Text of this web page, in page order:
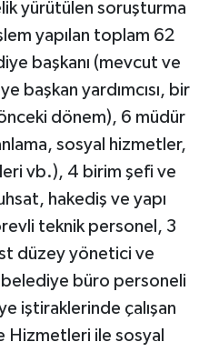
yürütülen soruşturma
yapılan toplam 62
başkanı (mevcut ve
başkan yardımcısı, bir
dönem), 6 müdür
sosyal hizmetler,
vb.), 4 birim şefi ve
hakediş ve yapı
teknik personel, 3
düzey yönetici ve
büro personeli
iştiraklerinde çalışan
Hizmetleri ile sosyal